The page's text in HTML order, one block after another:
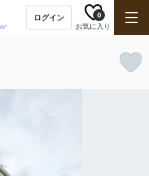
ログイン
お気に入り
0